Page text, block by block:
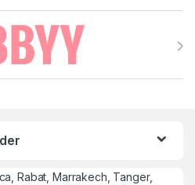
Rabat, Marrakech, Tanger,